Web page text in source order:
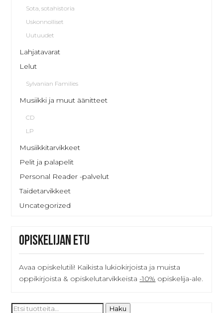
Sota, sotahistoria
Uskonnolliset
Uutuudet
Lahjatavarat
Lelut
Sylvanian Families
Musiikki ja muut äänitteet
CD
LP
Musiikkitarvikkeet
Pelit ja palapelit
Personal Reader -palvelut
Taidetarvikkeet
Uncategorized
Opiskelijan etu
Avaa opiskelutili! Kaikista lukiokirjoista ja muista
oppikirjoista & opiskelutarvikkeista -10% opiskelija-ale.
Etsi: Haku